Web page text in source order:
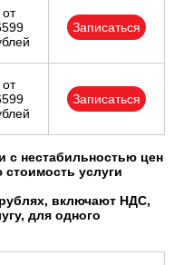
от
Записаться
от
Записаться
нестабильностью цен
стоимость услуги
включают НДС,
для одного